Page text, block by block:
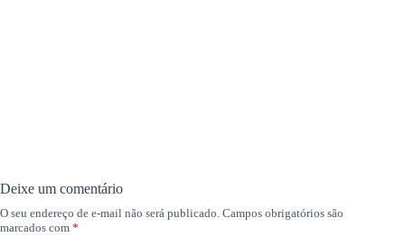
Deixe um comentário
O seu endereço de e-mail não será publicado. Campos obrigatórios são
marcados com *